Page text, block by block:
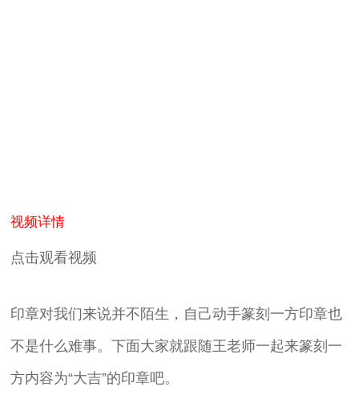
视频详情
点击观看视频
印章对我们来说并不陌生，自己动手篆刻一方印章也
不是什么难事。下面大家就跟随王老师一起来篆刻一
方内容为“大吉”的印章吧。